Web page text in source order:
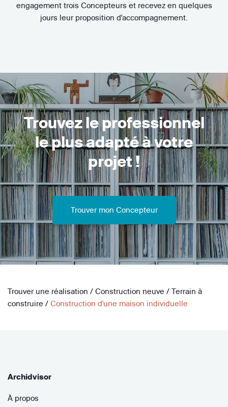
engagement trois Concepteurs et recevez en quelques
jours leur proposition d'accompagnement.
Trouvez le professionnel
le plus adapté à votre
projet !
Trouver mon Concepteur
Trouver une réalisation / Construction neuve / Terrain à
construire / Construction d'une maison individuelle
Archidvisor
À propos